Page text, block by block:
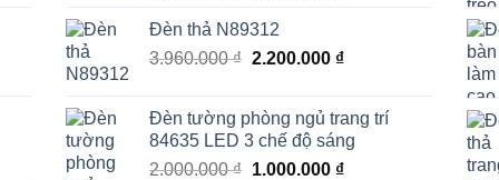
₫.
là:
4.850.000 ₫.là:
Đèn thả N89312
3.960.000₫ Giá
3.960.000 ₫.
2.200.000 ₫Giá
là:
2.200.000 ₫.
Đèn tường phòng ngủ trang trí
84635 LED 3 chế độ sáng
2.000.000₫ Giá
1.000.000 ₫Giá